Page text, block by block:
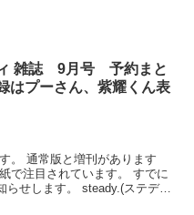
雑誌 9月号 予約まと
プーさん、紫耀くん表
。 通常版と増刊があります
で注目されています。 すでに
らせします。 steady.(ステデ